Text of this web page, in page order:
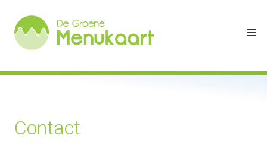
Contact